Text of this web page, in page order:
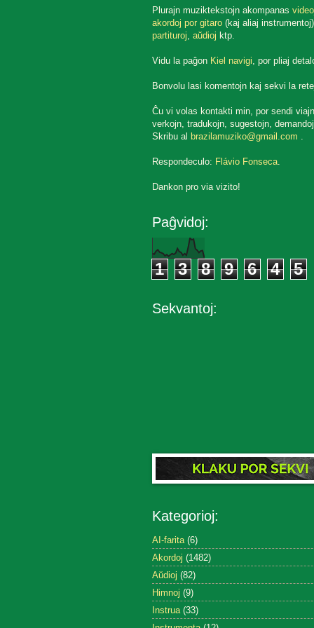
Plurajn muziktekstojn akompanas
akordoj por gitaro(kaj aliaj
partituroj, aŭdioj ktp.
Vidu la paĝon Kiel navigi, por pliaj
Bonvolu lasi komentojn kaj sekvi la
Ĉu vi volas kontakti min, por sendi viajn
verkojn, tradukojn, sugestojn,
Skribu al brazilamuziko@gmail.com .
Respondeculo: Flávio Fonseca.
Dankon pro via vizito!
Paĝvidoj:
1 3 8 9 6 4 5
Sekvantoj:
Kategorioj:
AI-farita (6)
Akordoj (1482)
Aŭdioj (82)
Himnoj (9)
Instrua (33)